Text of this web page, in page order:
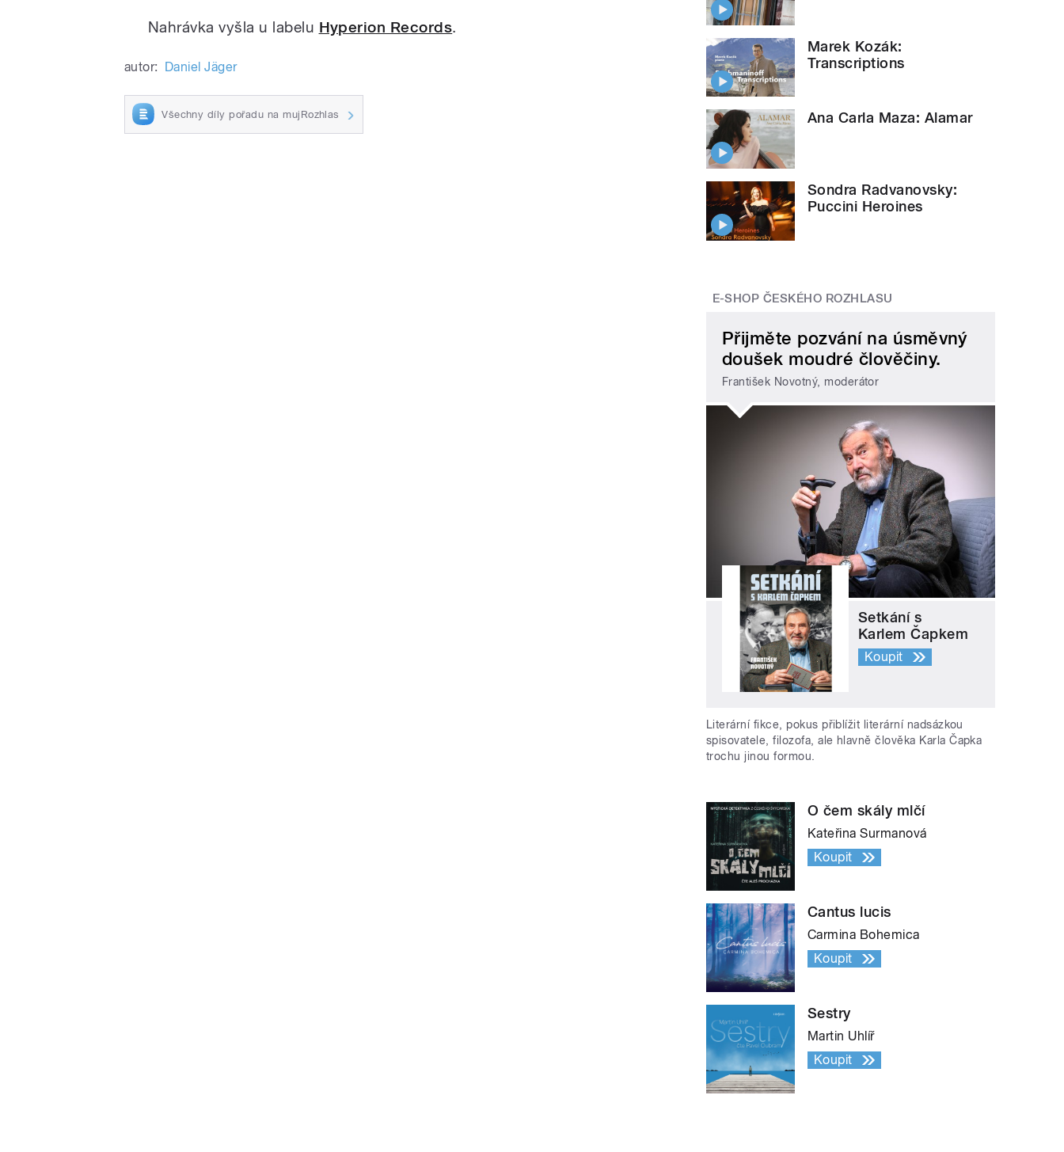
Nahrávka vyšla u labelu Hyperion Records.
autor: Daniel Jäger
Všechny díly pořadu na mujRozhlas
Marek Kozák:
Transcriptions
Ana Carla Maza: Alamar
Sondra Radvanovsky:
Puccini Heroines
E-SHOP ČESKÉHO ROZHLASU
Přijměte pozvání na úsměvný
doušek moudré člověčiny.
František Novotný, moderátor
Setkání s
Karlem Čapkem
Koupit
Literární fikce, pokus přiblížit literární nadsázkou
spisovatele, filozofa, ale hlavně člověka Karla Čapka
trochu jinou formou.
O čem skály mlčí
Kateřina Surmanová
Koupit
Cantus lucis
Carmina Bohemica
Koupit
Sestry
Martin Uhlíř
Koupit